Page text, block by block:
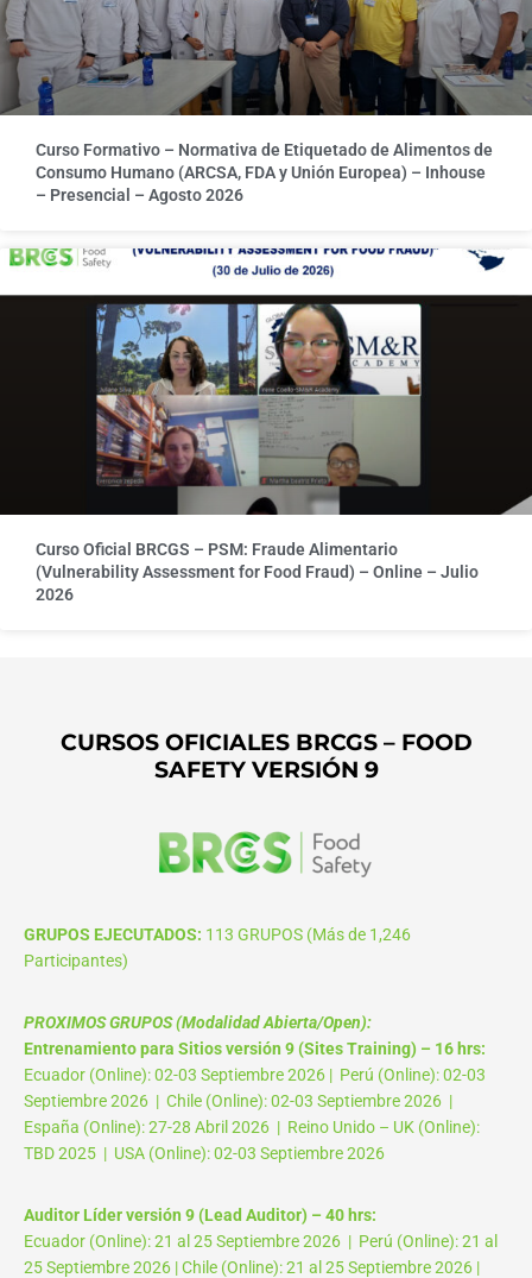
Curso Formativo – Normativa de Etiquetado de Alimentos de
Consumo Humano (ARCSA, FDA y Unión Europea) – Inhouse
– Presencial – Agosto 2026
Curso Oficial BRCGS – PSM: Fraude Alimentario
(Vulnerability Assessment for Food Fraud) – Online – Julio
2026
CURSOS OFICIALES BRCGS – FOOD
SAFETY VERSIÓN 9
GRUPOS EJECUTADOS: 113 GRUPOS (Más de 1,246
Participantes)
PROXIMOS GRUPOS (Modalidad Abierta/Open):
Entrenamiento para Sitios versión 9 (Sites Training) – 16 hrs:
Ecuador (Online): 02-03 Septiembre 2026 | Perú (Online): 02-03
Septiembre 2026 | Chile (Online): 02-03 Septiembre 2026 |
España (Online): 27-28 Abril 2026 | Reino Unido – UK (Online):
TBD 2025 | USA (Online): 02-03 Septiembre 2026
Auditor Líder versión 9 (Lead Auditor) – 40 hrs:
Ecuador (Online): 21 al 25 Septiembre 2026 | Perú (Online): 21 al
25 Septiembre 2026 | Chile (Online): 21 al 25 Septiembre 2026 |